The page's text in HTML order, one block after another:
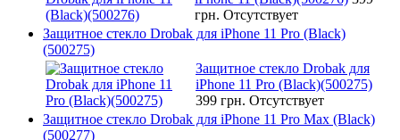
грн. Отсутствует
Защитное стекло Drobak для iPhone 11 Pro (Black)
(500275)
Защитное стекло Drobak для
iPhone 11 Pro (Black)(500275)
399 грн. Отсутствует
Защитное стекло Drobak для iPhone 11 Pro Max (Black)
(500277)